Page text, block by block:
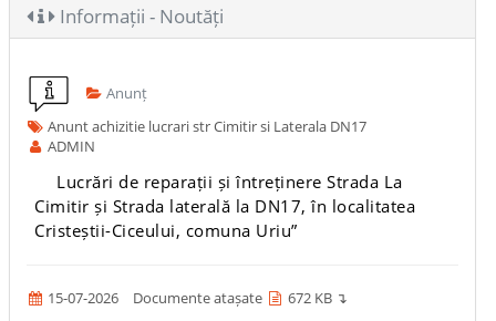
Informații - Noutăți
Anunț
Anunt achizitie lucrari str Cimitir si Laterala DN17
ADMIN
Lucrări de reparații și întreținere Strada La
Cimitir și Strada laterală la DN17, în localitatea
Cristeștii-Ciceului, comuna Uriu”
15-07-2026 Documente atașate 672 KB ↴